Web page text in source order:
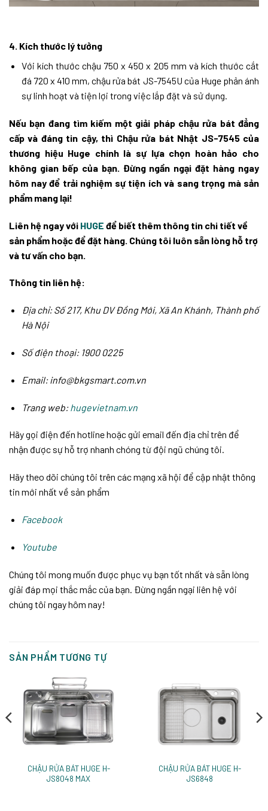
4. Kích thước lý tưởng
Với kích thước chậu 750 x 450 x 205 mm và kích thước cắt
đá 720 x 410 mm, chậu rửa bát JS-7545U của Huge phản ánh
sự linh hoạt và tiện lợi trong việc lắp đặt và sử dụng.
Nếu bạn đang tìm kiếm một giải pháp chậu rửa bát đẳng
cấp và đáng tin cậy, thì Chậu rửa bát Nhật JS-7545 của
thương hiệu Huge chính là sự lựa chọn hoàn hảo cho
không gian bếp của bạn. Đừng ngần ngại đặt hàng ngay
hôm nay để trải nghiệm sự tiện ích và sang trọng mà sản
phẩm mang lại!
Liên hệ ngay với HUGE để biết thêm thông tin chi tiết về
sản phẩm hoặc để đặt hàng. Chúng tôi luôn sẵn lòng hỗ trợ
và tư vấn cho bạn.
Thông tin liên hệ:
Địa chỉ: Số 217, Khu DV Đồng Mới, Xã An Khánh, Thành phố
Hà Nội
Số điện thoại: 1900 0225
Email: info@bkgsmart.com.vn
Trang web: hugevietnam.vn
Hãy gọi điện đến hotline hoặc gửi email đến địa chỉ trên để
nhận được sự hỗ trợ nhanh chóng từ đội ngũ chúng tôi.
Hãy theo dõi chúng tôi trên các mạng xã hội để cập nhật thông
tin mới nhất về sản phẩm
Facebook
Youtube
Chúng tôi mong muốn được phục vụ bạn tốt nhất và sẵn lòng
giải đáp mọi thắc mắc của bạn. Đừng ngần ngại liên hệ với
chúng tôi ngay hôm nay!
SẢN PHẨM TƯƠNG TỰ
CHẬU RỬA BÁT HUGE H-
JS8048 MAX
CHẬU RỬA BÁT HUGE H-
JS6848